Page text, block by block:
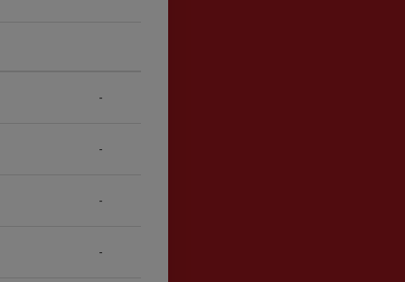
-
-
-
-